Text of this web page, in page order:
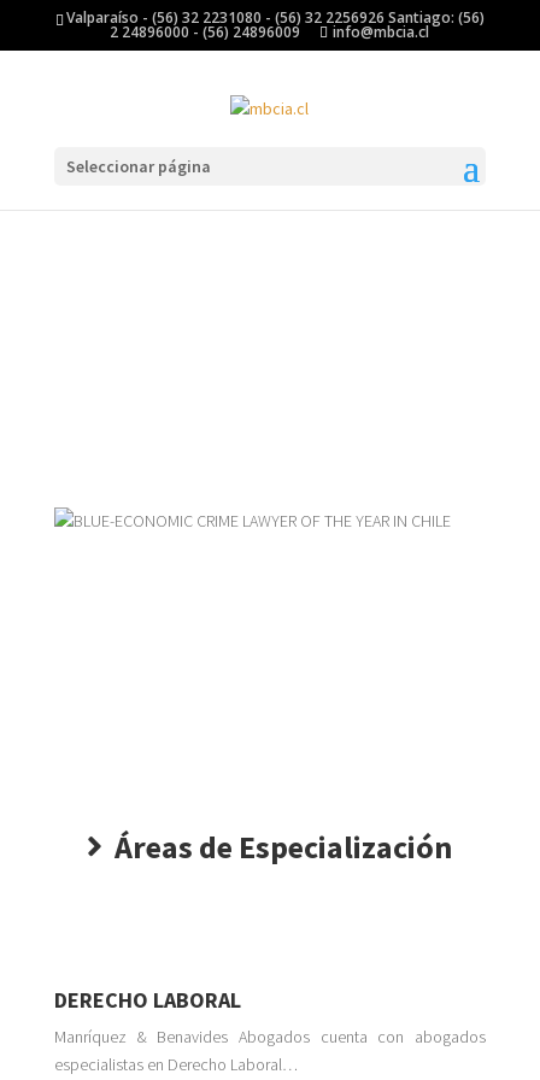
Valparaíso - (56) 32 2231080 - (56) 32 2256926 Santiago: (56)
2 24896000 - (56) 24896009 info@mbcia.cl
Seleccionar página
Áreas de Especialización
DERECHO LABORAL
Manríquez & Benavides Abogados cuenta con abogados
especialistas en Derecho Laboral…